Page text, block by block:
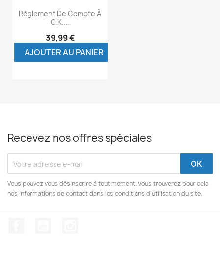
Règlement De Compte À
O.K....
39,99 €
AJOUTER AU PANIER
Recevez nos offres spéciales
Vous pouvez vous désinscrire à tout moment. Vous trouverez pour cela
nos informations de contact dans les conditions d'utilisation du site.